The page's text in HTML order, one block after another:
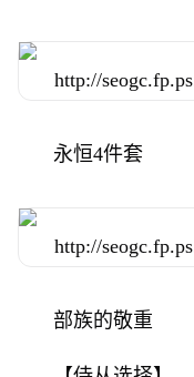
永恒4件套
部族的敬重